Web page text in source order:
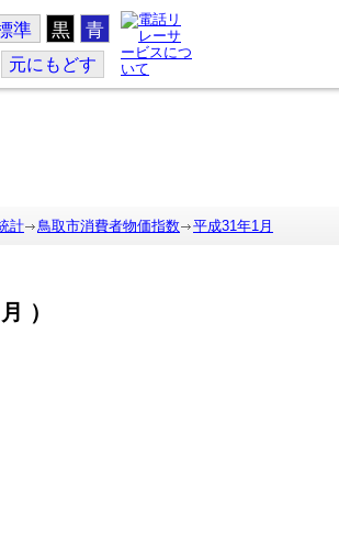
準 黒 青
元にもどす
計 鳥取市消費者物価指数 平成31年1月
）